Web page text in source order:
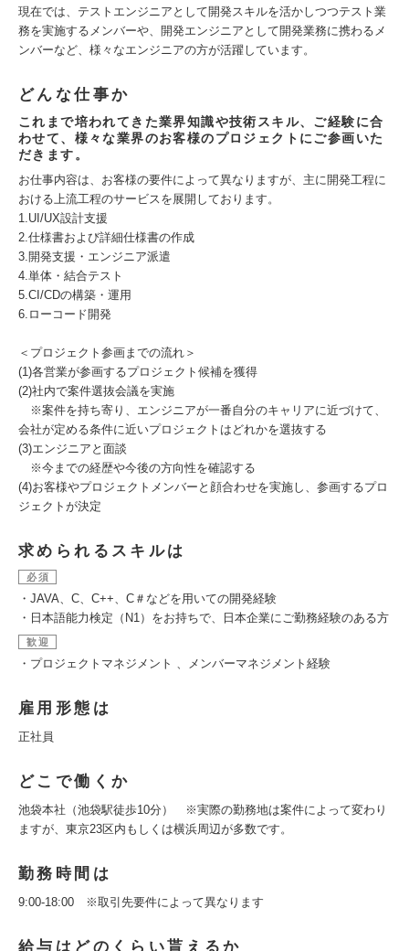
現在では、テストエンジニアとして開発スキルを活かしつつテスト業
務を実施するメンバーや、開発エンジニアとして開発業務に携わるメ
ンバーなど、様々なエンジニアの方が活躍しています。
どんな仕事か
これまで培われてきた業界知識や技術スキル、ご経験に合
わせて、様々な業界のお客様のプロジェクトにご参画いた
だきます。
お仕事内容は、お客様の要件によって異なりますが、主に開発工程に
おける上流工程のサービスを展開しております。
1.UI/UX設計支援
2.仕様書および詳細仕様書の作成
3.開発支援・エンジニア派遣
4.単体・結合テスト
5.CI/CDの構築・運用
6.ローコード開発
＜プロジェクト参画までの流れ＞
(1)各営業が参画するプロジェクト候補を獲得
(2)社内で案件選抜会議を実施
※案件を持ち寄り、エンジニアが一番自分のキャリアに近づけて、
会社が定める条件に近いプロジェクトはどれかを選抜する
(3)エンジニアと面談
※今までの経歴や今後の方向性を確認する
(4)お客様やプロジェクトメンバーと顔合わせを実施し、参画するプロ
ジェクトが決定
求められるスキルは
必須
・JAVA、C、C++、C＃などを用いての開発経験
・日本語能力検定（N1）をお持ちで、日本企業にご勤務経験のある方
歓迎
・プロジェクトマネジメント 、メンバーマネジメント経験
雇用形態は
正社員
どこで働くか
池袋本社（池袋駅徒歩10分） ※実際の勤務地は案件によって変わり
ますが、東京23区内もしくは横浜周辺が多数です。
勤務時間は
9:00-18:00 ※取引先要件によって異なります
給与はどのくらい貰えるか